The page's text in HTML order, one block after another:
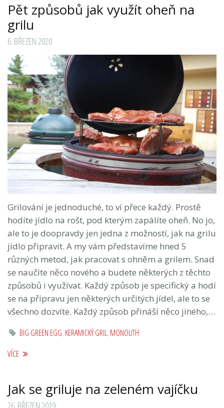
Pět způsobů jak využít oheň na
grilu
6. BŘEZEN 2020
Grilování je jednoduché, to ví přece každý. Prostě
hodíte jídlo na rošt, pod kterým zapálíte oheň. No jo,
ale to je doopravdy jen jedna z možností, jak na grilu
jídlo připravit. A my vám představíme hned 5
různých metod, jak pracovat s ohněm a grilem. Snad
se naučíte něco nového a budete některých z těchto
způsobů i využívat. Každý způsob je specifický a hodí
se na přípravu jen některých určitých jídel, ale to se
všechno dozvíte. Každý způsob přináší něco jiného,…
BIG GREEN EGG,KERAMICKÝ GRIL,MONOLITH
VÍCE
Jak se griluje na zeleném vajíčku
26. BŘEZEN 2019